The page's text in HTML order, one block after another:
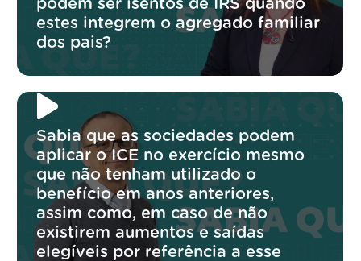
podem ser isentos de IRS quando
estes integrem o agregado familiar
dos pais?
Sabia que as sociedades podem
aplicar o ICE no exercício mesmo
que não tenham utilizado o
benefício em anos anteriores,
assim como, em caso de não
existirem aumentos e saídas
elegíveis por referência a esse